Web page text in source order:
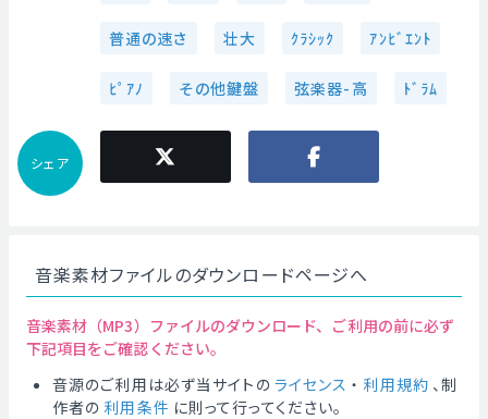
普通の速さ 壮大 ｸﾗｼｯｸ ｱﾝﾋﾞｴﾝﾄ
ﾋﾟｱﾉ その他鍵盤 弦楽器-高 ﾄﾞﾗﾑ
シェア
音楽素材ファイルのダウンロードページへ
音楽素材（MP3）ファイルのダウンロード、ご利用の前に必ず
下記項目をご確認ください。
音源のご利用は必ず当サイトの ライセンス ・ 利用規約 、制
作者の 利用条件 に則って行ってください。